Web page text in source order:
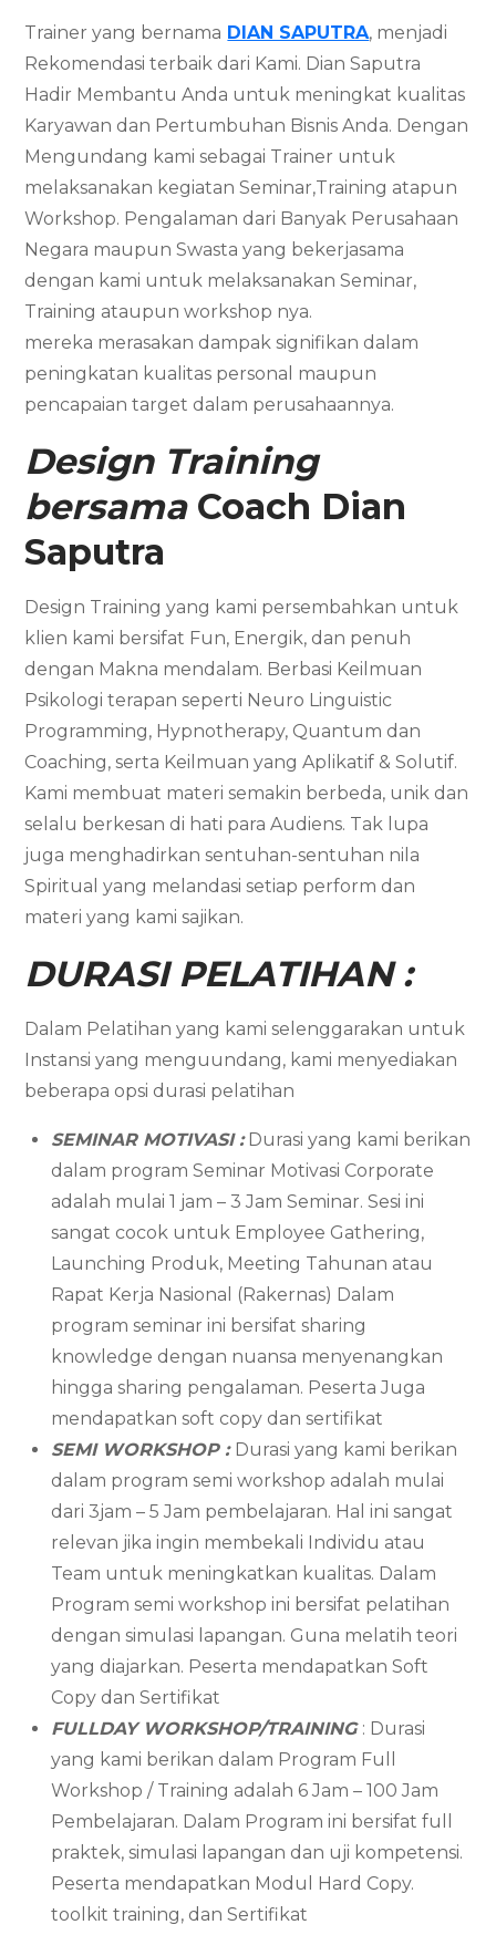
Trainer yang bernama DIAN SAPUTRA, menjadi
Rekomendasi terbaik dari Kami. Dian Saputra
Hadir Membantu Anda untuk meningkat kualitas
Karyawan dan Pertumbuhan Bisnis Anda. Dengan
Mengundang kami sebagai Trainer untuk
melaksanakan kegiatan Seminar,Training atapun
Workshop. Pengalaman dari Banyak Perusahaan
Negara maupun Swasta yang bekerjasama
dengan kami untuk melaksanakan Seminar,
Training ataupun workshop nya.
mereka merasakan dampak signifikan dalam
peningkatan kualitas personal maupun
pencapaian target dalam perusahaannya.
Design Training
bersama Coach Dian
Saputra
Design Training yang kami persembahkan untuk
klien kami bersifat Fun, Energik, dan penuh
dengan Makna mendalam. Berbasi Keilmuan
Psikologi terapan seperti Neuro Linguistic
Programming, Hypnotherapy, Quantum dan
Coaching, serta Keilmuan yang Aplikatif & Solutif.
Kami membuat materi semakin berbeda, unik dan
selalu berkesan di hati para Audiens. Tak lupa
juga menghadirkan sentuhan-sentuhan nila
Spiritual yang melandasi setiap perform dan
materi yang kami sajikan.
DURASI PELATIHAN :
Dalam Pelatihan yang kami selenggarakan untuk
Instansi yang menguundang, kami menyediakan
beberapa opsi durasi pelatihan
SEMINAR MOTIVASI :Durasi yang kami berikan
dalam program Seminar Motivasi Corporate
adalah mulai 1 jam – 3 Jam Seminar. Sesi ini
sangat cocok untuk Employee Gathering,
Launching Produk, Meeting Tahunan atau
Rapat Kerja Nasional (Rakernas) Dalam
program seminar ini bersifat sharing
knowledge dengan nuansa menyenangkan
hingga sharing pengalaman. Peserta Juga
mendapatkan soft copy dan sertifikat
SEMI WORKSHOP : Durasi yang kami berikan
dalam program semi workshop adalah mulai
dari 3jam – 5 Jam pembelajaran. Hal ini sangat
relevan jika ingin membekali Individu atau
Team untuk meningkatkan kualitas. Dalam
Program semi workshop ini bersifat pelatihan
dengan simulasi lapangan. Guna melatih teori
yang diajarkan. Peserta mendapatkan Soft
Copy dan Sertifikat
FULLDAY WORKSHOP/TRAINING : Durasi
yang kami berikan dalam Program Full
Workshop / Training adalah 6 Jam – 100 Jam
Pembelajaran. Dalam Program ini bersifat full
praktek, simulasi lapangan dan uji kompetensi.
Peserta mendapatkan Modul Hard Copy.
toolkit training, dan Sertifikat